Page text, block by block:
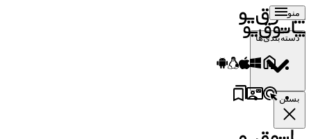
منو
دسته‌بندی‌ها
بستن